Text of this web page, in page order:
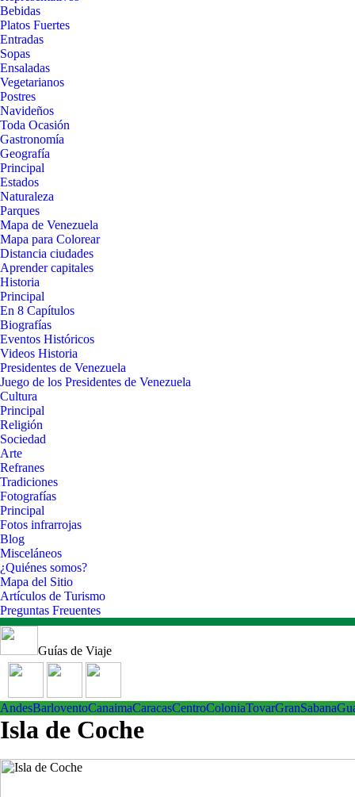
Bebidas
Platos Fuertes
Entradas
Sopas
Ensaladas
Vegetarianos
Postres
Navideños
Toda Ocasión
Gastronomía
Geografía
Principal
Estados
Naturaleza
Parques
Mapa de Venezuela
Mapa para Colorear
Distancia ciudades
Aprender capitales
Historia
Principal
En 8 Capítulos
Biografías
Eventos Históricos
Videos Historia
Presidentes de Venezuela
Juego de los Presidentes de Venezuela
Cultura
Principal
Religión
Sociedad
Arte
Refranes
Tradiciones
Fotografías
Principal
Fotos infrarrojas
Blog
Misceláneos
¿Quiénes somos?
Mapa del Sitio
Artículos de Turismo
Preguntas Freuentes
Guías de Viaje
AndesBarloventoCanaimaCaracasCentroColoniaTovarGranSabana
Isla de Coche